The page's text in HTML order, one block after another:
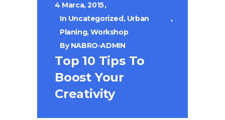
4 Marca, 2015
In Uncategorized, Urban
Planing,Workshop
ByNABRO-ADMIN
Top 10 Tips To
Boost Your
Creativity